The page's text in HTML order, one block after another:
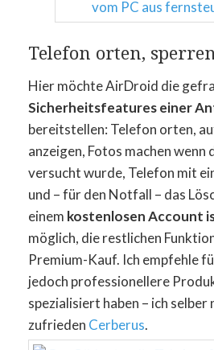
Telefon orten,
Hier möchte AirDroid die
Sicherheitsfeatures einer
bereitstellen: Telefon orten,
anzeigen, Fotos machen wenn
versucht wurde, Telefon mit
und – für den Notfall – das
einem kostenlosen Account
möglich, die restlichen
Premium-Kauf. Ich empfehle
jedoch professionellere
spezialisiert haben – ich selber
zufrieden Cerberus.